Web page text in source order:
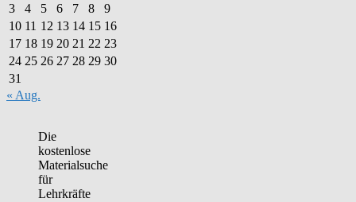
3
4 5 6 7 8
9
10 11 12 13 14 15 16
17 18 19 20 21 22 23
24 25 26 27 28 29 30
31
« Aug.
Die
kostenlose
Materialsuche
für
Lehrkräfte